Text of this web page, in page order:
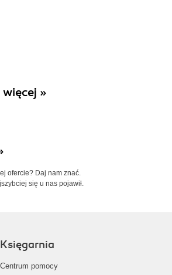
»
ofercie? Daj nam znać.
się u nas pojawił.
Księgarnia
Centrum pomocy